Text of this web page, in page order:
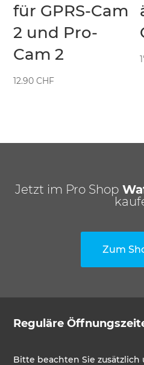
für GPRS-Cam
2 und Pro-
Cam 2
12.90CHF
Jetzt im Pro Shop
Zum
Reguläre
Bitte beachten Sie zusätzlich